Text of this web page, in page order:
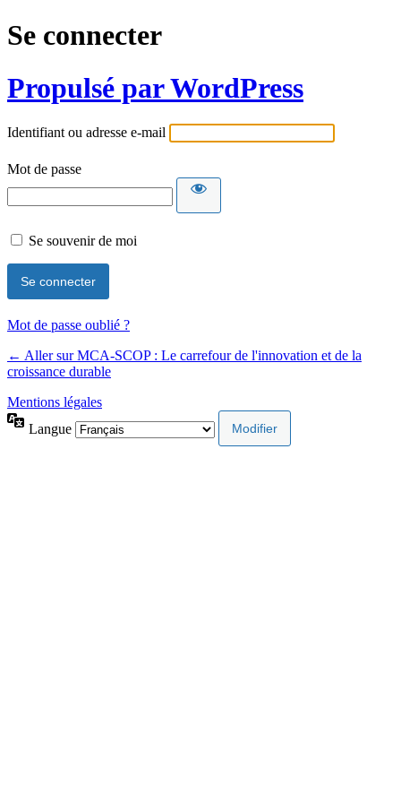
Se connecter
Propulsé par WordPress
Identifiant ou adresse e-mail
Mot de passe
Se souvenir de moi
Mot de passe oublié ?
← Aller sur MCA-SCOP : Le carrefour de l'innovation et de la
croissance durable
Mentions légales
Langue